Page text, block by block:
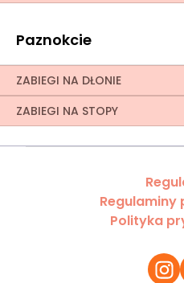
Paznokcie
ZABIEGI NA DŁONIE
ZABIEGI NA STOPY
Regulaminy
Polityka